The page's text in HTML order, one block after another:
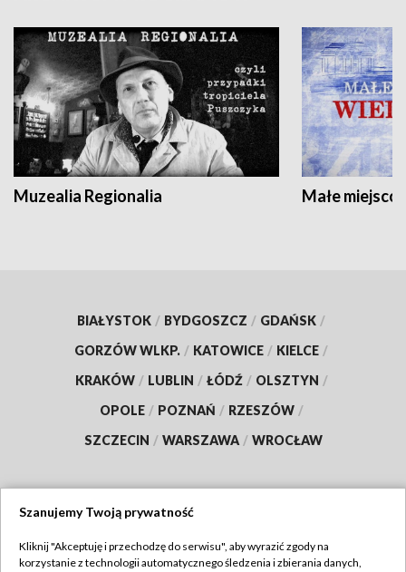
Muzealia Regionalia Małe
BIAŁYSTOK / BYDGOSZCZ / GDAŃSK /
GORZÓW WLKP. / KATOWICE / KIELCE /
KRAKÓW / LUBLIN / ŁÓDŹ / OLSZTYN /
OPOLE / POZNAŃ / RZESZÓW /
SZCZECIN / WARSZAWA / WROCŁAW
TVP
Szanujemy Twoją prywatność
Kliknij "Akceptuję i przechodzę do serwisu", aby wyrazić zgody na
korzystanie z technologii automatycznego śledzenia i zbierania danych,